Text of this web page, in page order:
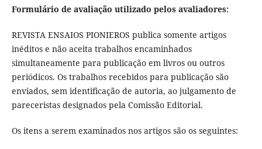
Formulário de avaliação utilizado pelos avaliadores:
REVISTA ENSAIOS PIONIEROS publica somente artigos
inéditos e não aceita trabalhos encaminhados
simultaneamente para publicação em livros ou outros
periódicos. Os trabalhos recebidos para publicação são
enviados, sem identificação de autoria, ao julgamento de
pareceristas designados pela Comissão Editorial.
Os itens a serem examinados nos artigos são os seguintes: